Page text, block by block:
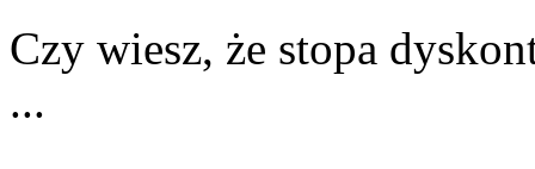
Czy wiesz, że stopa‌
...